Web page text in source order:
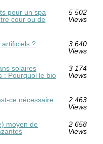
pour un spa
cour ou de
5 502
Views
?
3 640
Views
solaires
: Pourquoi le bio
3 174
Views
ce nécessaire
2 463
Views
moyen de
2 658
Views